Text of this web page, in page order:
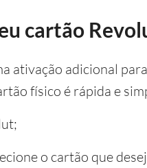
cartão
ativação adicional
físico é rápida e
o cartão que